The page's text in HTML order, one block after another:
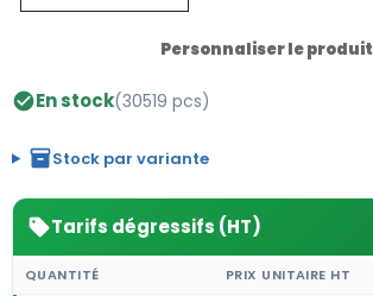
Personnaliser le produit
check_circleEn stock(30519 pcs)
inventory_2Stock par variante
sellTarifs dégressifs (HT)
QUANTITÉ PRIX UNITAIRE HT